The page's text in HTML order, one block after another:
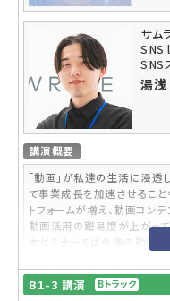
検索やウェブサイトからのコ
い、滞在時間を長くしたい、
いうお悩みに対応できます。
講師プロフィール
検索やウェブサイトからのコ
い、滞在時間を長くしたい、
いうお悩みに対応できます。
サム
SNS
SNS
湯浅
講演概要
「動画」が私達の生活に浸透
て事業成長を加速させること
トフォームが増え、動画コン
動画活用の難易度が上がって
本セミナーでは今後の動画
用ポイントをご紹介します。
B1-3 講演 Bトラック